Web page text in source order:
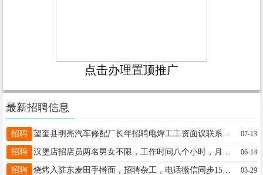
点击办理置顶推广
最新招聘信息
招聘 07-13
招聘 06-14
招聘 烧烤入驻东麦田手擀面，招聘杂工，电话微信同步15945556065，18645538718 03-29